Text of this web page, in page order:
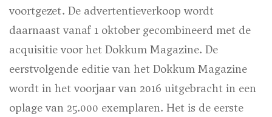
voortgezet. De advertentieverkoop wordt
daarnaast vanaf 1 oktober gecombineerd met de
acquisitie voor het Dokkum Magazine. De
eerstvolgende editie van het Dokkum Magazine
wordt in het voorjaar van 2016 uitgebracht in een
oplage van 25.000 exemplaren. Het is de eerste